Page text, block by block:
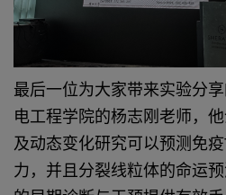
最后一位为大家带来实验分
电工程学院的杨志刚老师，
及动态变化研究可以预测免
力，并且分裂线粒体的命运